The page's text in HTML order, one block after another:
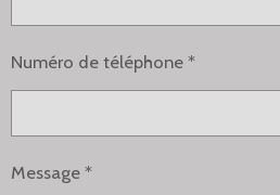
Numéro de téléphone *
Message *